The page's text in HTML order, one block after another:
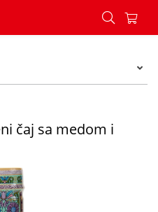
med šljiva 0,45l - Konzum
čaj sa medom i